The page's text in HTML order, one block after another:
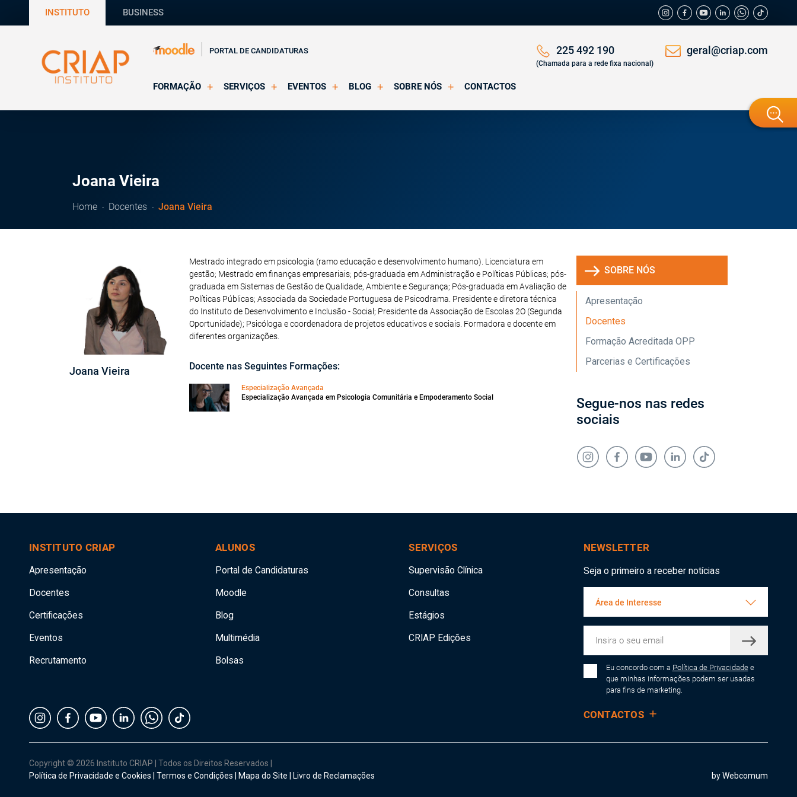
INSTITUTO BUSINESS
PORTAL DE CANDIDATURAS 225 492 190
(Chamada para a rede fixa nacional)
geral@criap.com
FORMAÇÃO SERVIÇOS EVENTOS BLOG SOBRE NÓS CONTACTOS
Joana Vieira
Home Docentes Joana Vieira
Joana Vieira
Mestrado integrado em psicologia (ramo educação e desenvolvimento humano). Licenciatura em
gestão; Mestrado em finanças empresariais; pós-graduada em Administração e Políticas Públicas; pós-
graduada em Sistemas de Gestão de Qualidade, Ambiente e Segurança; Pós-graduada em Avaliação de
Políticas Públicas; Associada da Sociedade Portuguesa de Psicodrama. Presidente e diretora técnica
do Instituto de Desenvolvimento e Inclusão - Social; Presidente da Associação de Escolas 2O (Segunda
Oportunidade); Psicóloga e coordenadora de projetos educativos e sociais. Formadora e docente em
diferentes organizações.
Docente nas Seguintes Formações:
Especialização Avançada
Especialização Avançada em Psicologia Comunitária e Empoderamento Social
SOBRE NÓS
Apresentação
Docentes
Formação Acreditada OPP
Parcerias e Certificações
Segue-nos nas redes
sociais
INSTITUTO CRIAP
Apresentação
Docentes
Certificações
Eventos
Recrutamento
ALUNOS
Portal de Candidaturas
Moodle
Blog
Multimédia
Bolsas
SERVIÇOS
Supervisão Clínica
Consultas
Estágios
CRIAP Edições
CONTACTOS
NEWSLETTER
Seja o primeiro a receber notícias
Área de Interesse
Eu concordo com a Política de Privacidadee
que minhas informações podem ser usadas
para fins de marketing.
Copyright © 2026 Instituto CRIAP Todos os Direitos Reservados
Política de Privacidade e Cookies
Termos e Condições Mapa do Site Livro de Reclamações by Webcomum